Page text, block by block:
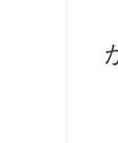
※
※
※